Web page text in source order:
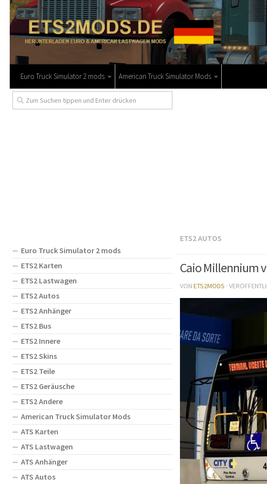
Euro Truck Simulator 2 mods American Truck Simulator Mods
ETS2 AUTOS
Caio Millennium
VON ETS2MODS ·
Euro Truck Simulator 2 mods
ETS2 Karten
ETS2 Lastwagen
ETS2 Autos
ETS2 Anhänger
ETS2 Bus
ETS2 Innere
ETS2 Skins
ETS2 Teile
ETS2 Geräusche
ETS2 Andere
American Truck Simulator Mods
ATS Karten
ATS Lastwagen
ATS Anhänger
ATS Autos